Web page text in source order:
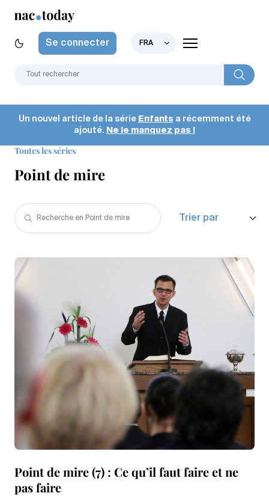
Se connecter FRA
Un nouvel article de la série Enfants a récemment été
ajouté. Ne le manquez pas !
Toutes les séries
Point de mire
Point de mire (7) : Ce qu’il faut faire et ne
pas faire